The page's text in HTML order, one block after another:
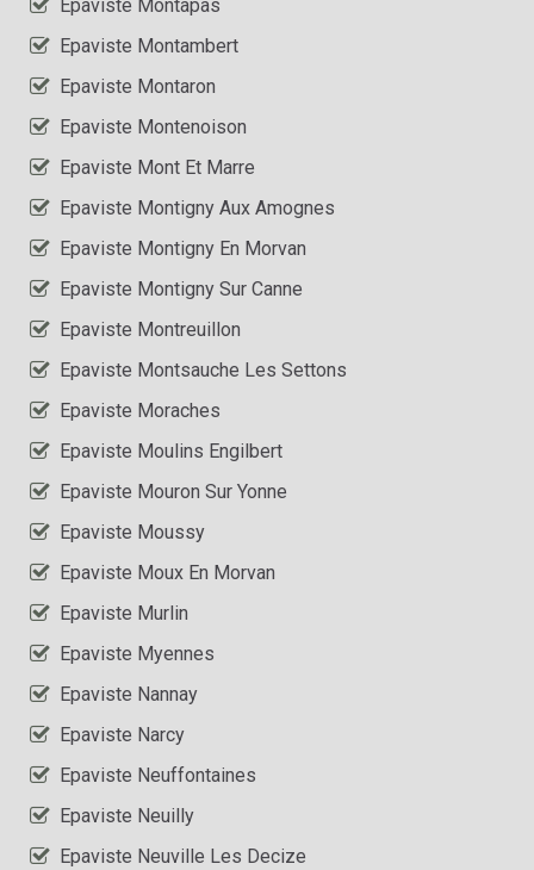
Epaviste Montapas
Epaviste Montambert
Epaviste Montaron
Epaviste Montenoison
Epaviste Mont Et Marre
Epaviste Montigny Aux Amognes
Epaviste Montigny En Morvan
Epaviste Montigny Sur Canne
Epaviste Montreuillon
Epaviste Montsauche Les Settons
Epaviste Moraches
Epaviste Moulins Engilbert
Epaviste Mouron Sur Yonne
Epaviste Moussy
Epaviste Moux En Morvan
Epaviste Murlin
Epaviste Myennes
Epaviste Nannay
Epaviste Narcy
Epaviste Neuffontaines
Epaviste Neuilly
Epaviste Neuville Les Decize